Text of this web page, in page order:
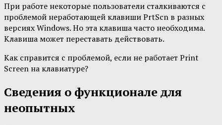
При работе некоторые пользователи сталкиваются с
проблемой неработающей клавиши PrtScn в разных
версиях Windows. Но эта клавиша часто необходима.
Клавиша может переставать действовать.
Как справится с проблемой, если не работает Print
Screen на клавиатуре?
Сведения о функционале для
неопытных